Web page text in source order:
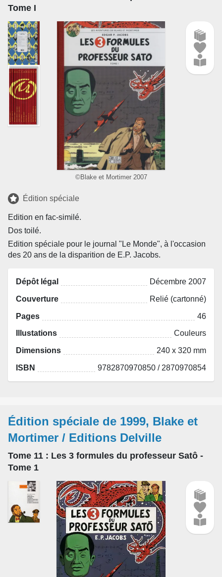
Tome I
©Blake et Mortimer 2007
Édition spéciale
Edition en fac-similé.
Dos toilé.
Edition spéciale pour le journal "Le Monde", à l'occasion
des 20 ans de la disparition de E.P. Jacobs.
Dépôt légal Décembre 2007
Couverture Relié (cartonné)
Pages 46
Illustations Couleurs
Dimensions 240 x 320 mm
ISBN 9782870970850 / 2870970854
Édition spéciale de 1999, Blake et
Mortimer / Editions Delville
Tome 11 : Les 3 formules du professeur Satô -
Tome 1